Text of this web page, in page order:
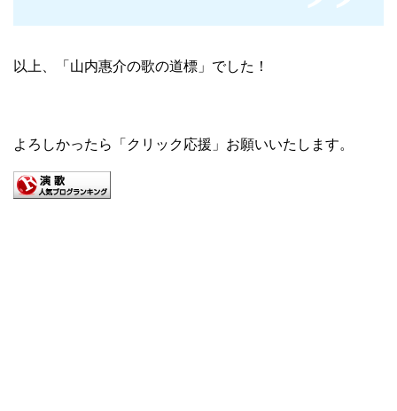
以上、「山内惠介の歌の道標」でした！
よろしかったら「クリック応援」お願いいたします。